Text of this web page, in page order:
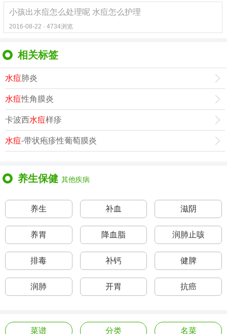
小孩出水痘怎么处理呢 水痘怎么护理
2016-08-22 · 4734浏览
相关标签
水痘肺炎
水痘性角膜炎
卡波西水痘样疹
水痘-带状疱疹性葡萄膜炎
养生保健 其他疾病
养生 补血 滋阴
养胃 降血脂 润肺止咳
排毒 补钙 健脾
润肺 开胃 抗癌
菜谱 分类 名菜